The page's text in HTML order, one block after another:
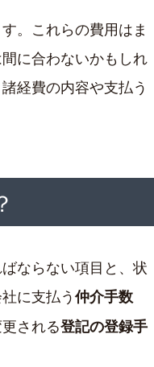
。これらの費用はま
に合わないかもしれ
経費の内容や支払う
ならない項目と、状
に支払う仲介手数
される登記の登録手